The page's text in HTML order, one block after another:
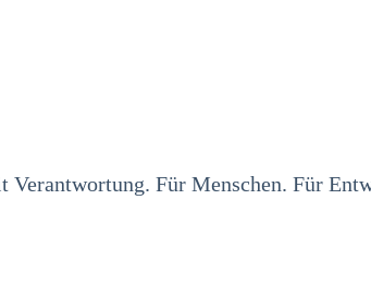
Verantwortung. Für Menschen. Für